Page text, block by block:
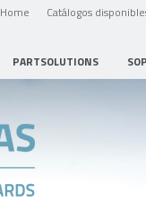
Home Catálogos
PARTSOLUTIONS